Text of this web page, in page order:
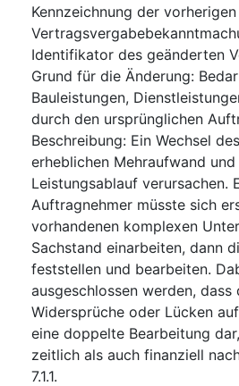
Kennzeichnung der vorherigen
Identifikator des geänderten
Grund für die Änderung:
Bauleistungen,
durch den ursprünglichen
Beschreibung: Ein Wechsel
erheblichen Mehraufwand
Leistungsablauf verursachen.
Auftragnehmer müsste sich
vorhandenen komplexen
Sachstand einarbeiten, dann
feststellen und bearbeiten.
ausgeschlossen werden, dass
Widersprüche oder Lücken
eine doppelte Bearbeitung
zeitlich als auch finanziell
7.1.1.